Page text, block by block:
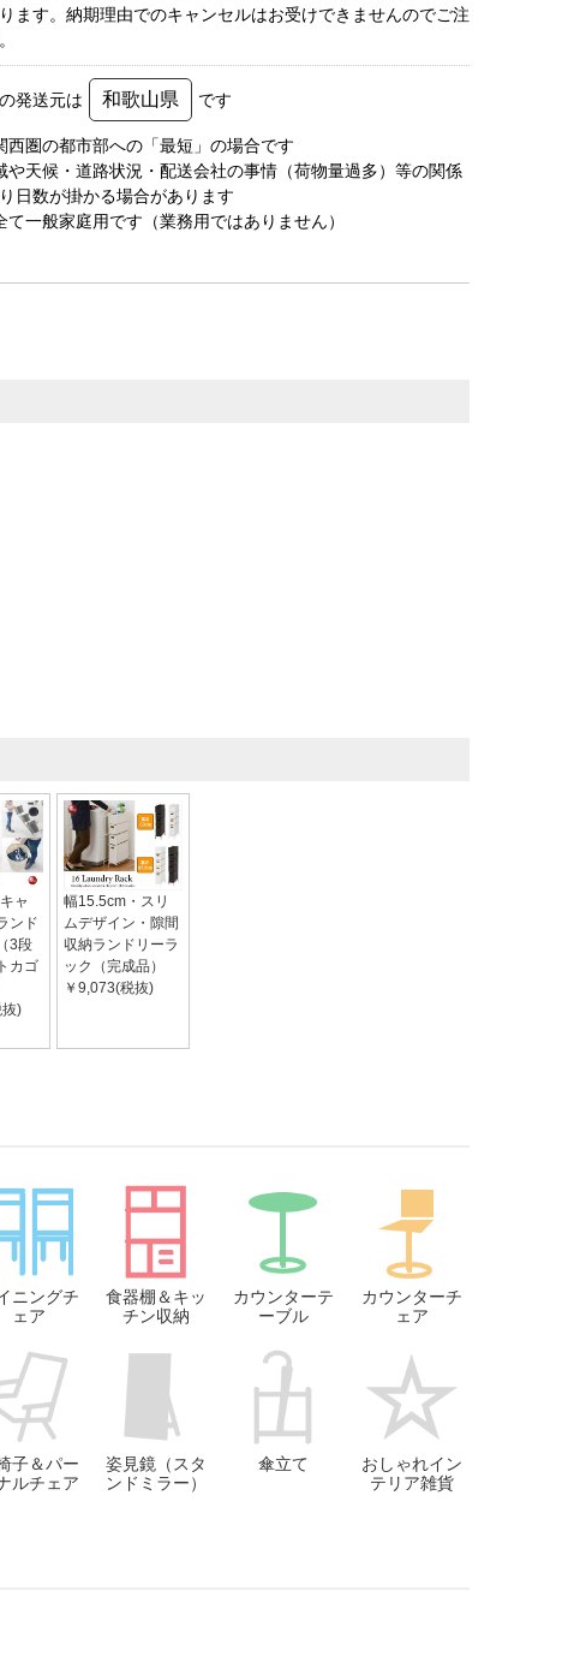
ます。納期理由でのキャンセルはお受けできませんのでご注
発送元は 和歌山県 です
西圏の都市部への「最短」の場合です
や天候・道路状況・配送会社の事情（荷物量過多）等の関係
日数が掛かる場合があります
て一般家庭用です（業務用ではありません）
ャ
ンド
3段
カゴ
抜)
幅15.5cm・スリ
ムデザイン・隙間
収納ランドリーラ
ック（完成品）
￥9,073(税抜)
ニングチ
ェア
食器棚＆キッ
チン収納
カウンターテ
ーブル
カウンターチ
ェア
子＆パー
ルチェア
姿見鏡（スタ
ンドミラー）
傘立て
おしゃれイン
テリア雑貨